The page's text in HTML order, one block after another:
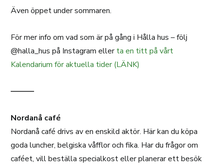
Även öppet under sommaren.
För mer info om vad som är på gång i Hålla hus – följ
@halla_hus på Instagram ellerta en titt på vårt
Kalendarium för aktuella tider (LÄNK)
———
Nordanå café
Nordanå café drivs av en enskild aktör. Här kan du köpa
goda luncher, belgiska våfflor och fika. Har du frågor om
caféet, vill beställa specialkost eller planerar ett besök